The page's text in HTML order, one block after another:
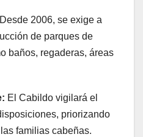
Desde 2006, se exige a
de parques de
baños, regaderas, áreas
El Cabildo vigilará el
priorizando
familias cabeñas.